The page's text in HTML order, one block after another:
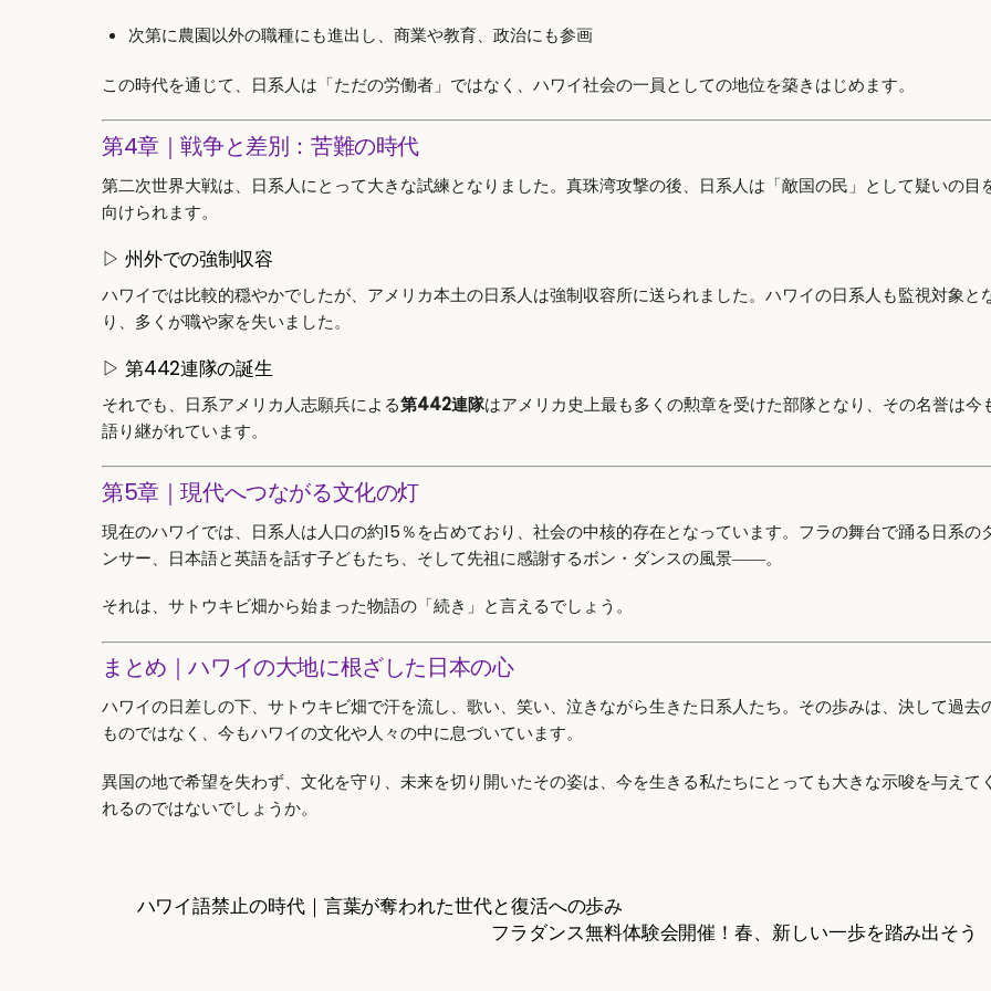
次第に農園以外の職種にも進出し、商業や教育、政治にも参画
この時代を通じて、日系人は「ただの労働者」ではなく、ハワイ社会の一員としての地位を築きはじめます。
第4章｜戦争と差別：苦難の時代
第二次世界大戦は、日系人にとって大きな試練となりました。真珠湾攻撃の後、日系人は「敵国の民」として疑いの目
向けられます。
▷ 州外での強制収容
ハワイでは比較的穏やかでしたが、アメリカ本土の日系人は強制収容所に送られました。ハワイの日系人も監視対象と
り、多くが職や家を失いました。
▷ 第442連隊の誕生
それでも、日系アメリカ人志願兵による第442連隊はアメリカ史上最も多くの勲章を受けた部隊となり、その名誉は今
語り継がれています。
第5章｜現代へつながる文化の灯
現在のハワイでは、日系人は人口の約15％を占めており、社会の中核的存在となっています。フラの舞台で踊る日系の
ンサー、日本語と英語を話す子どもたち、そして先祖に感謝するボン・ダンスの風景――。
それは、サトウキビ畑から始まった物語の「続き」と言えるでしょう。
まとめ｜ハワイの大地に根ざした日本の心
ハワイの日差しの下、サトウキビ畑で汗を流し、歌い、笑い、泣きながら生きた日系人たち。その歩みは、決して過去
ものではなく、今もハワイの文化や人々の中に息づいています。
異国の地で希望を失わず、文化を守り、未来を切り開いたその姿は、今を生きる私たちにとっても大きな示唆を与えてく
れるのではないでしょうか。
ハワイ語禁止の時代｜言葉が奪われた世代と復活への歩み
フラダンス無料体験会開催！春、新しい一歩を踏み出そう